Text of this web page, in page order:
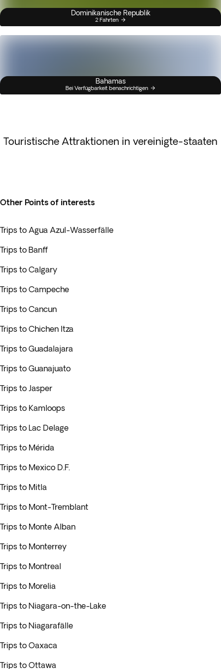
Dominikanische Republik
2 Fahrten
Bahamas
Bei Verfügbarkeit benachrichtigen
Touristische Attraktionen in vereinigte-staaten
Other Points of interests
Trips to Agua Azul-Wasserfälle
Trips to Banff
Trips to Calgary
Trips to Campeche
Trips to Cancun
Trips to Chichen Itza
Trips to Guadalajara
Trips to Guanajuato
Trips to Jasper
Trips to Kamloops
Trips to Lac Delage
Trips to Mérida
Trips to Mexico D.F.
Trips to Mitla
Trips to Mont-Tremblant
Trips to Monte Alban
Trips to Monterrey
Trips to Montreal
Trips to Morelia
Trips to Niagara-on-the-Lake
Trips to Niagarafälle
Trips to Oaxaca
Trips to Ottawa